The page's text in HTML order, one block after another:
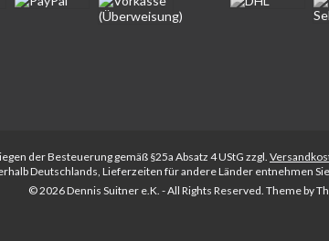
der Besteuerung gemäß §25a Absatz 4 UStG zzgl.
Deutschlands, Lieferzeiten für andere Länder entnehmen
© 2026 Dennis Suitner e.K. - All Rights Reserved. Theme by